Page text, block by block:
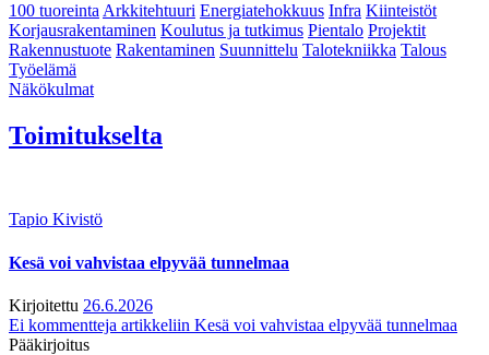
100 tuoreintaArkkitehtuuri Energiatehokkuus Infra Kiinteistöt
Korjausrakentaminen Koulutus ja tutkimus Pientalo Projektit
Rakennustuote Rakentaminen Suunnittelu Talotekniikka Talous
Työelämä
Näkökulmat
Toimitukselta
Tapio Kivistö
Kesä voi vahvistaa elpyvää tunnelmaa
Kirjoitettu 26.6.2026
Ei kommentteja artikkeliin Kesä voi vahvistaa elpyvää tunnelmaa
Pääkirjoitus